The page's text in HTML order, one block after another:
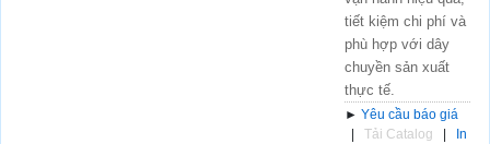
tiết kiệm chi phí và
phù hợp với dây
chuyền sản xuất
thực tế.
► Yêu cầu báo giá
Tải Catalog
In